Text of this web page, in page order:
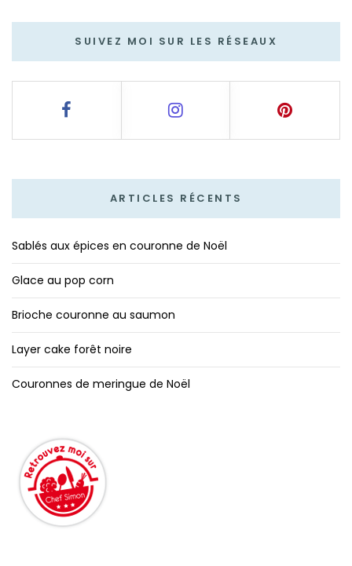
SUIVEZ MOI SUR LES RÉSEAUX
ARTICLES RÉCENTS
Sablés aux épices en couronne de Noël
Glace au pop corn
Brioche couronne au saumon
Layer cake forêt noire
Couronnes de meringue de Noël